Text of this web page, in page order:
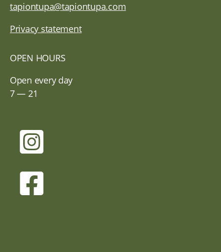
tapiontupa@tapiontupa.com
Privacy statement
OPEN HOURS
Open every day
7 — 21